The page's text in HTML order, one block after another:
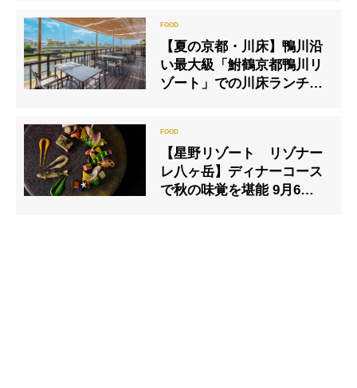
【夏の京都・川床】鴨川沿
い最大級「鮒鶴京都鴨川リ
ゾート」での川床ランチ・
【星野リゾート リゾナー
レ八ヶ岳】ディナーコース
で秋の味覚を堪能 9月6日